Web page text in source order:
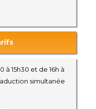
à 15h30 et de 16h à
simultanée